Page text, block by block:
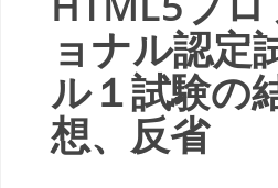
ョナル認定
ル１試験の
想、反省